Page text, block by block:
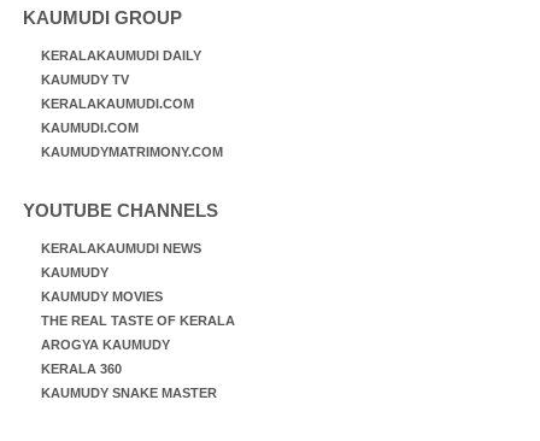
KAUMUDI GROUP
KERALAKAUMUDI DAILY
KAUMUDY TV
KERALAKAUMUDI.COM
KAUMUDI.COM
KAUMUDYMATRIMONY.COM
YOUTUBE CHANNELS
KERALAKAUMUDI NEWS
KAUMUDY
KAUMUDY MOVIES
THE REAL TASTE OF KERALA
AROGYA KAUMUDY
KERALA 360
KAUMUDY SNAKE MASTER